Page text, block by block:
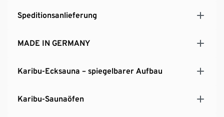
Speditionsanlieferung
MADE IN GERMANY
Karibu-Ecksauna – spiegelbarer Aufbau
Karibu-Saunaöfen